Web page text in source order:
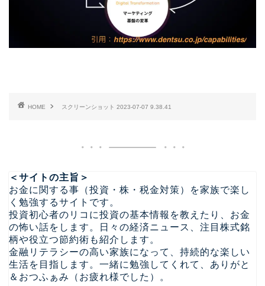
HOME スクリーンショット 2023-07-07 9.38.41
＜サイトの主旨＞
お金に関する事（投資・株・税金対策）を家族で楽し
く勉強するサイトです。
投資初心者のリコに投資の基本情報を教えたり、お金
の怖い話をします。日々の経済ニュース、注目株式銘
柄や役立つ節約術も紹介します。
金融リテラシーの高い家族になって、持続的な楽しい
生活を目指します。一緒に勉強してくれて、ありがと
＆おつふぁみ（お疲れ様でした）。